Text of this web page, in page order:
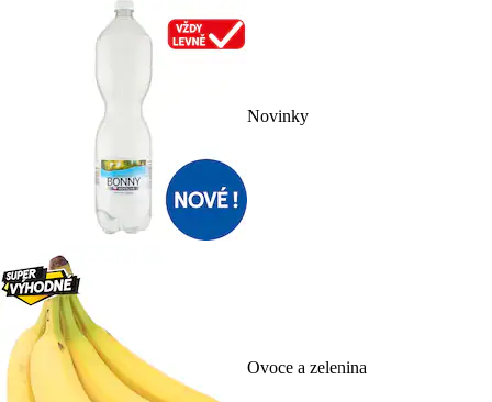
Novinky
Ovoce a zelenina